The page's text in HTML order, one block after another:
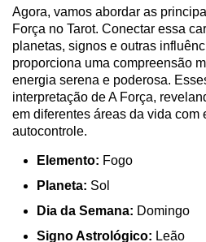
Agora, vamos abordar as
Força no Tarot. Conectar essa
planetas, signos e outras
proporciona uma compreensão
energia serena e poderosa.
interpretação de A Força,
em diferentes áreas da vida com
autocontrole.
Elemento: Fogo
Planeta: Sol
Dia da Semana: Domingo
Signo Astrológico: Leão